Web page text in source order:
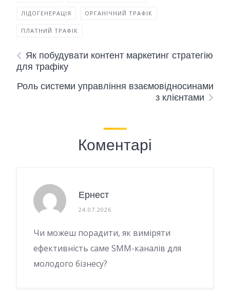
ЛІДОГЕНЕРАЦІЯ ОРГАНІЧНИЙ ТРАФІК
ПЛАТНИЙ ТРАФІК
Як побудувати контент маркетинг стратегію
для трафіку
Роль системи управління взаємовідносинами
з клієнтами
Коментарі
Ернест
24.07.2026
Чи можеш порадити, як виміряти
ефективність саме SMM-каналів для
молодого бізнесу?